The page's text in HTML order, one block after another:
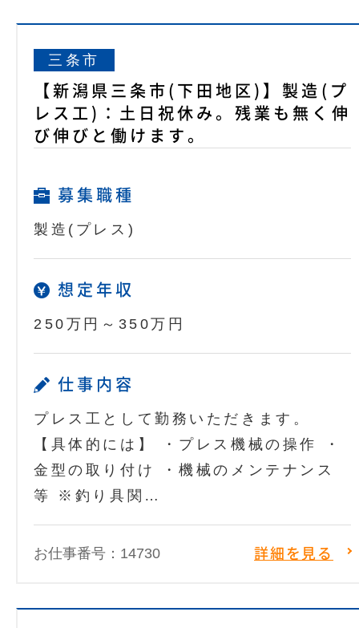
三条市
【新潟県三条市(下田地区)】製造(プ
レス工)：土日祝休み。残業も無く伸
び伸びと働けます。
募集職種
製造(プレス)
想定年収
250万円～350万円
仕事内容
プレス工として勤務いただきます。
【具体的には】 ・プレス機械の操作 ・
金型の取り付け ・機械のメンテナンス
等 ※釣り具関…
お仕事番号：14730 詳細を見る